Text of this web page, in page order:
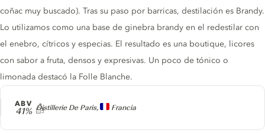
Producer
Distillerie De Paris, Francia
ABV
41%
coñac muy buscado). Tras su paso por barricas, destilación es Brandy.
Lo utilizamos como una base de ginebra brandy en el redestilar con
el enebro, cítricos y especias. El resultado es una boutique, licores
con sabor a fruta, densos y expresivas. Un poco de tónico o
limonada destacó la Folle Blanche.